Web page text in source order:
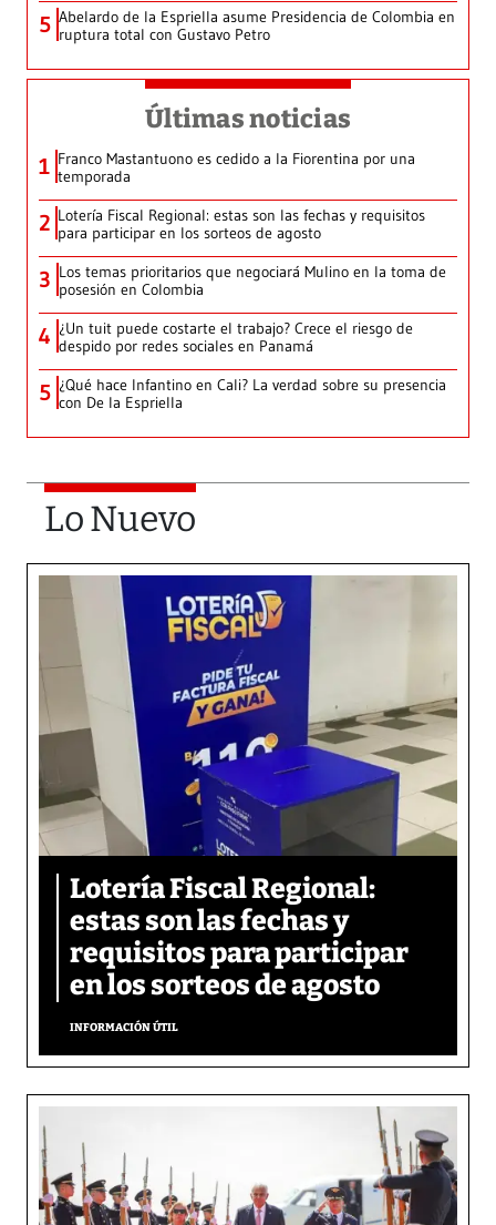
5 Abelardo de la Espriella asume Presidencia de Colombia en
ruptura total con Gustavo Petro
Últimas noticias
1 Franco Mastantuono es cedido a la Fiorentina por una
temporada
2 Lotería Fiscal Regional: estas son las fechas y requisitos
para participar en los sorteos de agosto
3 Los temas prioritarios que negociará Mulino en la toma de
posesión en Colombia
4 ¿Un tuit puede costarte el trabajo? Crece el riesgo de
despido por redes sociales en Panamá
5 ¿Qué hace Infantino en Cali? La verdad sobre su presencia
con De la Espriella
Lo Nuevo
Lotería Fiscal Regional:
estas son las fechas y
requisitos para participar
en los sorteos de agosto
INFORMACIÓN ÚTIL